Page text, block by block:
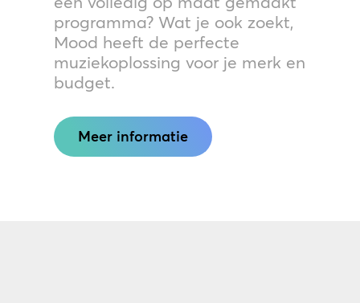
programma? Wat je ook zoekt,
Mood heeft de perfecte
muziekoplossing voor je merk en
budget.
Meer informatie